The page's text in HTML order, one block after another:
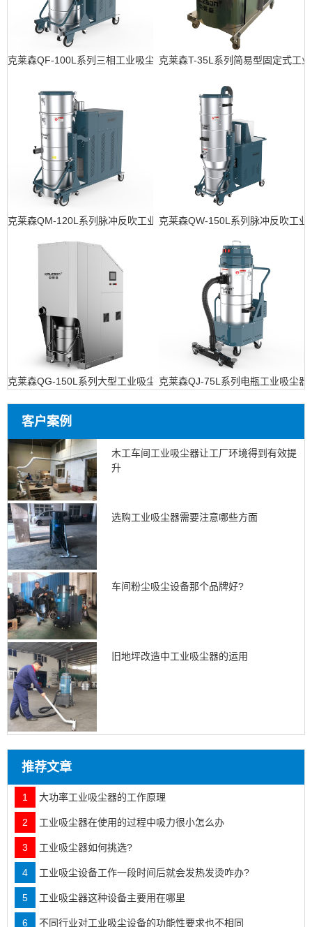
克莱森QF-100L系列三相工业吸尘器克莱森T-35L系列简易型固定式工
克莱森QM-120L系列脉冲反吹工业吸尘器克莱森QW-150L系列脉冲反吹工业
克莱森QG-150L系列大型工业吸尘设备克莱森QJ-75L系列电瓶工业吸尘器
客户案例
木工车间工业吸尘器让工厂环境得到有效提
升
选购工业吸尘器需要注意哪些方面
车间粉尘吸尘设备那个品牌好?
旧地坪改造中工业吸尘器的运用
推荐文章
1 大功率工业吸尘器的工作原理
2 工业吸尘器在使用的过程中吸力很小怎么办
3 工业吸尘器如何挑选?
4 工业吸尘设备工作一段时间后就会发热发烫咋办?
5 工业吸尘器这种设备主要用在哪里
6 不同行业对工业吸尘设备的功能性要求也不相同